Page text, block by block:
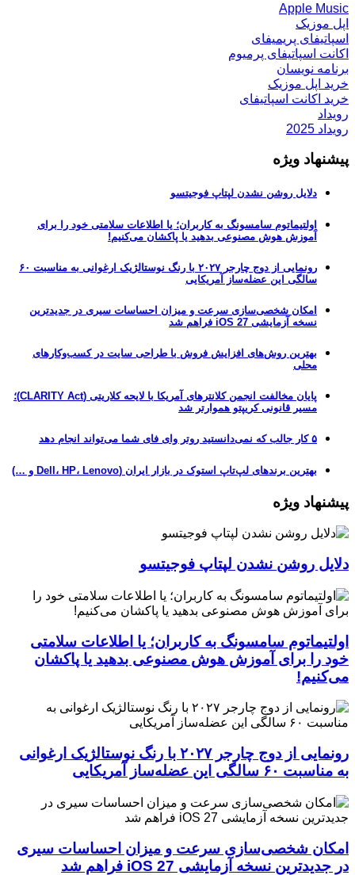
Apple Music
اپل موزیک
اسپاتیفای پریمیفای
اکانت اسپاتیفای پرمیوم
برنامه نویسان
خرید اپل موزیک
خرید اکانت اسپاتیفای
رویداد
رویداد 2025
پیشنهاد ویژه
دلایل روشن نشدن لپتاپ فوجیتسو
اولتیماتوم سامسونگ به کاربران؛ یا اطلاعات سلامتی خود را برای
آموزش هوش مصنوعی بدهید یا پاکشان می‌کنیم!
رونمایی از دوج چارجر ۲۰۲۷ با رنگ نوستالژیک ارغوانی به مناسبت ۶۰
سالگی این عضله‌ساز آمریکایی
امکان شخصی‌سازی سرعت و میزان احساسات سیری در جدیدترین
نسخه آزمایشی iOS 27 فراهم شد
بهترین روش‌های افزایش فروش با طراحی سایت در کسب‌وکارهای
محلی
پایان مخالفت انجمن کلانترهای آمریکا با لایحه کلاریتی (CLARITY Act)؛
مسیر قانونی کریپتو هموارتر شد
۵ کار جالب که نمی‌دانستید روتر وای فای شما می‌تواند انجام دهد
بهترین برندهای لپ‌تاپ استوک در بازار ایران (Dell، HP، Lenovo و …)
پیشنهاد ویژه
دلایل روشن نشدن لپتاپ فوجیتسو
اولتیماتوم سامسونگ به کاربران؛ یا اطلاعات سلامتی
خود را برای آموزش هوش مصنوعی بدهید یا پاکشان
می‌کنیم!
رونمایی از دوج چارجر ۲۰۲۷ با رنگ نوستالژیک ارغوانی
به مناسبت ۶۰ سالگی این عضله‌ساز آمریکایی
امکان شخصی‌سازی سرعت و میزان احساسات سیری
در جدیدترین نسخه آزمایشی iOS 27 فراهم شد